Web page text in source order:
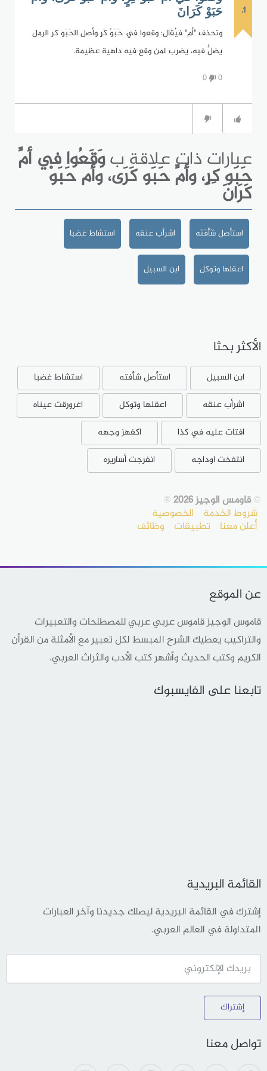
1.
حَبَوْ كَرَانَ
وتحذف "أم" فيُقَال: وقعوا في حَبَوْ كَرٍ وأصل الحَبَو كر الرمل
يضلُّ فيه، يضرب لمن وقع فيه داهية عظيمة.
0
0
عبارات ذات علاقة بوَقَعُوا في أمِّ
حَبَو كِرٍ، وأمِّ حَبَو كَرَى، وأم حَبَوْ
كَرَانَ
استأصل شَأْفَتَه اشرأب عنقه استشاط غضبا
اعقلها وتوكل ابن السبيل
الأكثر بحثا
ابن السبيل استأصل شأفته
استشاط غضبا
اشرأب عنقه
اعقلها وتوكل
اغرورقت عيناه
افتات عليه في كذا
اكفهز وجهه
انتفخت اوداجه
انفرجت أساريره
©قاومس الوجيز 2026 ®
شروط الخدمة الخصوصية
أعلن معنا تطبيقات وظائف
عن الموقع
قاموس الوجيز قاموس عربي عربي للمصطلحات والتعبيرات
والتراكيب يعطيك الشرح المبسط لكل تعبير مع الأمثلة من القرأن
الكريم وكتب الحديث وأشهر كتب الأدب والثراث العربي.
تابعنا على الفايسبوك
القائمة البريدية
إشترك في القائمة البريدية ليصلك جديدنا وآخر العبارات
المتداولة في العالم العربي.
إشتراك
تواصل معنا